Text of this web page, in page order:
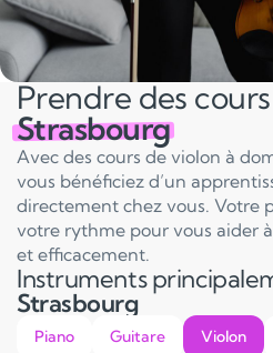
Prendre des
Strasbourg
Avec des cours de violon à
vous bénéficiez d’un
directement chez vous. Votre
votre rythme pour vous aider
et efficacement.
Instruments
Strasbourg
Piano Guitare Violon